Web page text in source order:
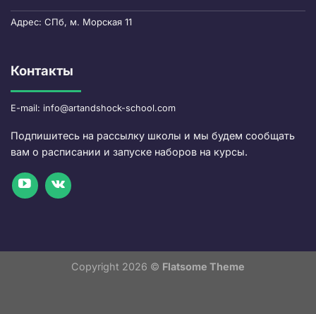
Адрес: СПб, м. Морская 11
Контакты
E-mail: info@artandshock-school.com
Подпишитесь на рассылку школы и мы будем сообщать
вам о расписании и запуске наборов на курсы.
Copyright 2026 © Flatsome Theme